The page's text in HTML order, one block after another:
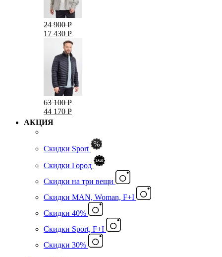
24 900 Р
17 430 Р
63 100 Р
44 170 Р
АКЦИЯ
Скидки Sport
Скидки Город
Cкидки на три вещи
Скидки MAN, Woman, F+I
Скидки 40%
Скидки Sport, F+I
Скидки 30%